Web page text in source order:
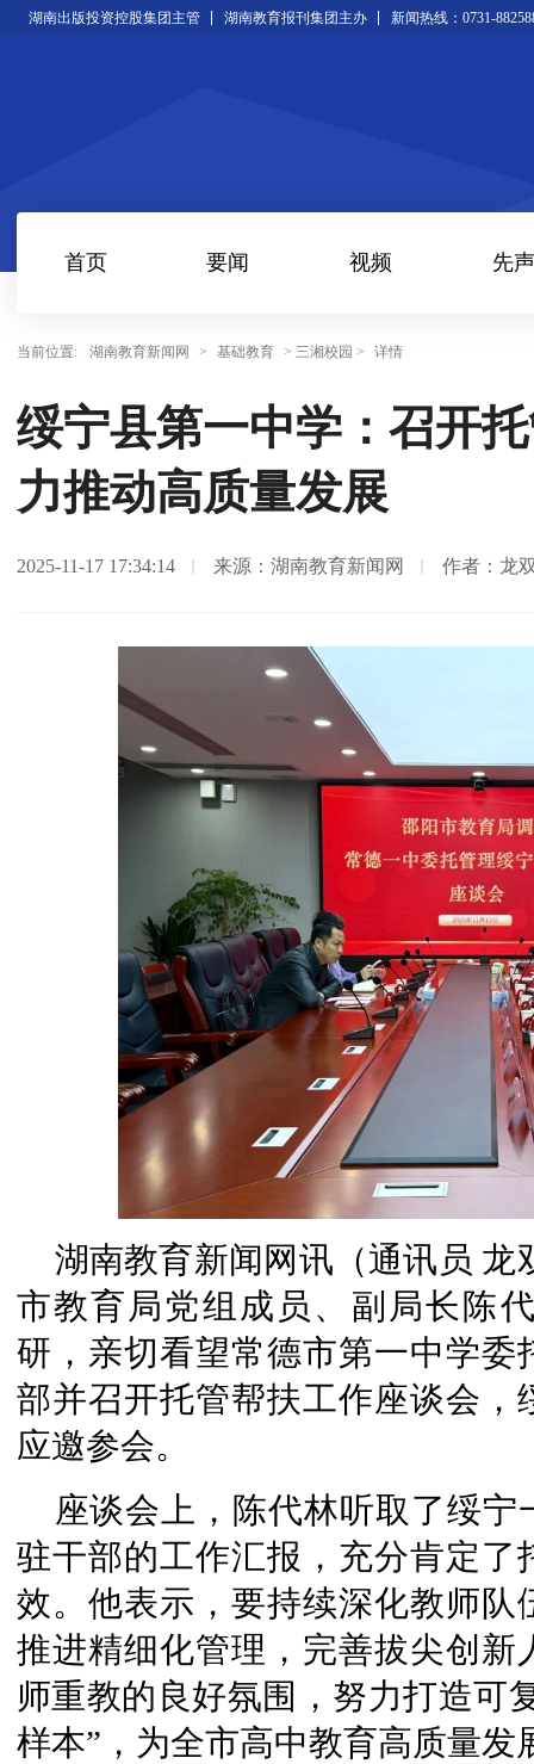
湖南出版投资控股集团主管 湖南教育报刊集团主办 新闻热线：0731-
首页 要闻 视频 先声
当前位置: 湖南教育新闻网 > 基础教育 > 三湘校园 > 详情
绥宁县第一中学：召开
力推动高质量发展
2025-11-17 17:34:14 来源：湖南教育新闻网 作者：龙
湖南教育新闻网讯（通讯员 龙
市教育局党组成员、副局长陈
研，亲切看望常德市第一中学
部并召开托管帮扶工作座谈会
应邀参会。
座谈会上，陈代林听取了绥
驻干部的工作汇报，充分肯定
效。他表示，要持续深化教师
推进精细化管理，完善拔尖创
师重教的良好氛围，努力打造可
样本”，为全市高中教育高质量发